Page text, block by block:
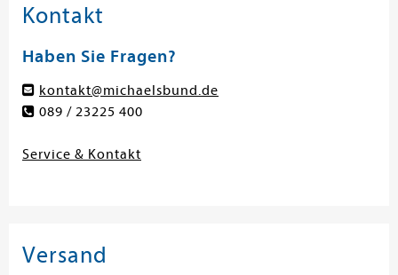
Kontakt
Haben Sie Fragen?
kontakt@michaelsbund.de
089 / 23225 400
Service & Kontakt
Versand